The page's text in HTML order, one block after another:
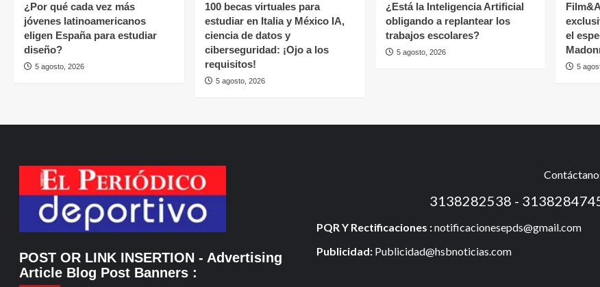
¿Por qué cada vez más
jóvenes latinoamericanos
eligen España para estudiar
diseño?
5 agosto, 2026
100 becas virtuales para
estudiar en Italia y México IA,
ciencia de datos y
ciberseguridad: ¡Ojo a los
requisitos!
5 agosto, 2026
¿Está la Inteligencia Artificial
obligando a replantear los
trabajos escolares?
5 agosto, 2026
el
5
POST OR LINK INSERTION - Advertising
Article Blog Post Banners :
3138282538 -
PQR Y Rectificaciones :notificacionesepds@gmail.com
Publicidad: Publicidad@hsbnoticias.com